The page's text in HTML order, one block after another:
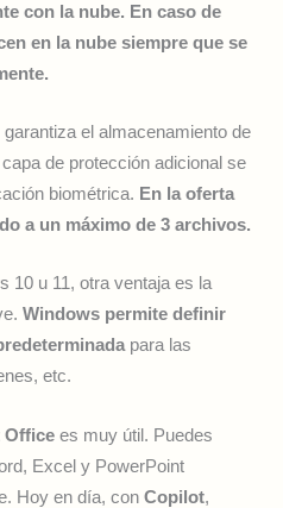
con la nube. En caso de
en la nube siempre que se
garantiza el almacenamiento de
de protección adicional se
biométrica. En la oferta
a un máximo de 3 archivos.
10 u 11, otra ventaja es la
Windows permite definir
para las
etc.
Office es muy útil. Puedes
Excel y PowerPoint
Hoy en día, con Copilot,